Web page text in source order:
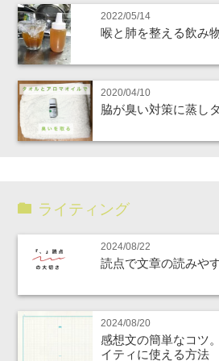
2022/05/14
喉と肺を整える飲み
2020/04/10
脇が臭い対策に蒸し
ライティング
2024/08/22
読点で文章の読みや
2024/08/20
感想文の簡単なコツ
イティに使える方法